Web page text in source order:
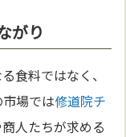
がり
食料ではなく、
市場では修道院チ
人たちが求める